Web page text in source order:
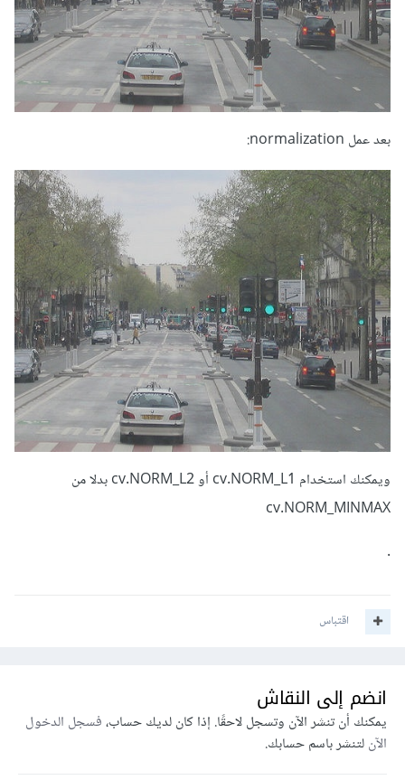
بعد عمل normalization:
ويمكنك استخدام cv.NORM_L1 أو cv.NORM_L2 بدلا من
cv.NORM_MINMAX
اقتباس
انضم إلى النقاش
يمكنك أن تنشر الآن وتسجل لاحقًا. إذا كان لديك حساب،فسجل الدخول
الآنلتنشر باسم حسابك.